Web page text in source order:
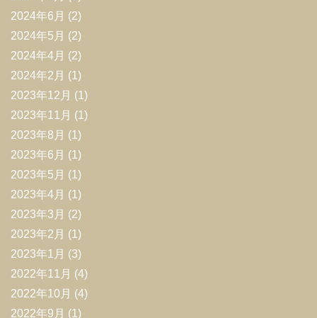
2024年6月 (2)
2024年5月 (2)
2024年4月 (2)
2024年2月 (1)
2023年12月 (1)
2023年11月 (1)
2023年8月 (1)
2023年6月 (1)
2023年5月 (1)
2023年4月 (1)
2023年3月 (2)
2023年2月 (1)
2023年1月 (3)
2022年11月 (4)
2022年10月 (4)
2022年9月 (1)